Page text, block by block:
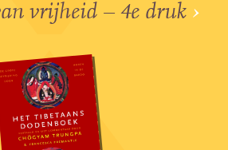
vrijheid – 4e druk ›